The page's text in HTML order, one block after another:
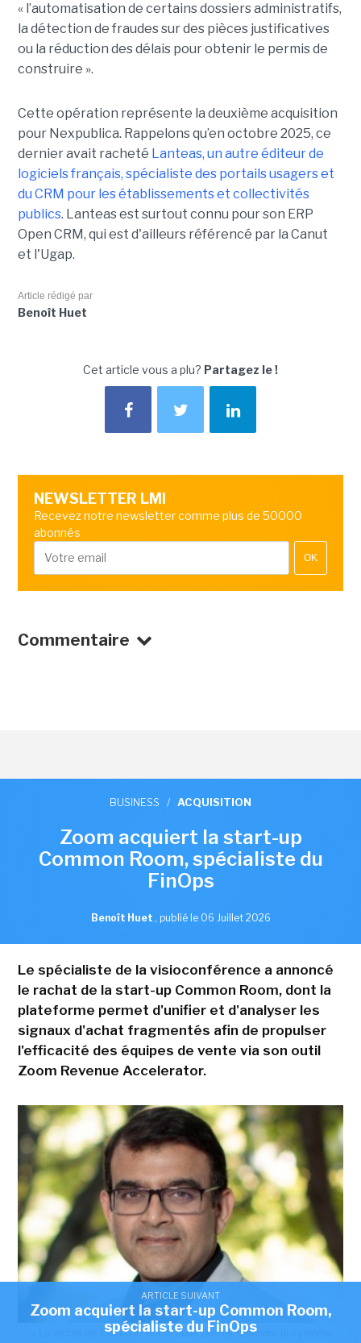
« l’automatisation de certains dossiers administratifs,
la détection de fraudes sur des pièces justificatives
ou la réduction des délais pour obtenir le permis de
construire ».
Cette opération représente la deuxième acquisition
pour Nexpublica. Rappelons qu’en octobre 2025, ce
dernier avait racheté Lanteas, un autre éditeur de
logiciels français, spécialiste des portails usagers et
du CRM pour les établissements et collectivités
publics. Lanteas est surtout connu pour son ERP
Open CRM, qui est d'ailleurs référencé par la Canut
et l'Ugap.
Article rédigé par
Benoît Huet
Cet article vous a plu? Partagez le !
NEWSLETTER LMI
Recevez notre newsletter comme plus de 50000
abonnés
OK
Commentaire
ARTICLE SUIVANT
Zoom acquiert la start-up Common Room,
spécialiste du FinOps
BUSINESS / ACQUISITION
Zoom acquiert la start-up
Common Room, spécialiste du
FinOps
Benoît Huet , publié le 06 Juillet 2026
Le spécialiste de la visioconférence a annoncé
le rachat de la start-up Common Room, dont la
plateforme permet d'unifier et d'analyser les
signaux d'achat fragmentés afin de propulser
l'efficacité des équipes de vente via son outil
Zoom Revenue Accelerator.
« Le rachat de Common Room nous permet détendre le système